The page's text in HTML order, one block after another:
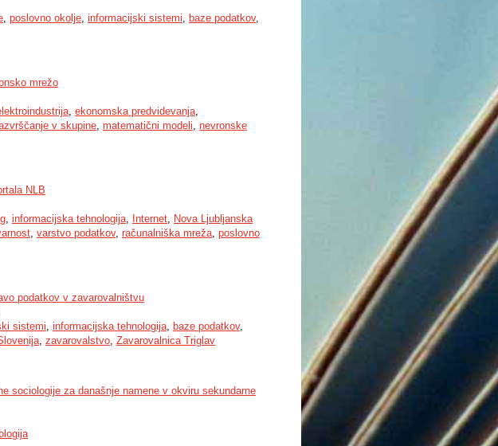
, poslovno okolje, informacijski sistemi, baze podatkov,
mrežo
, ekonomska predvidevanja,
v skupine, matematični modeli, nevronske
NLB
, informacijska tehnologija, Internet, Nova Ljubljanska
, varstvo podatkov, računalniška mreža, poslovno
podatkov v zavarovalništvu
sistemi, informacijska tehnologija, baze podatkov,
, zavarovalstvo, Zavarovalnica Triglav
sociologije za današnje namene v okviru sekundarne